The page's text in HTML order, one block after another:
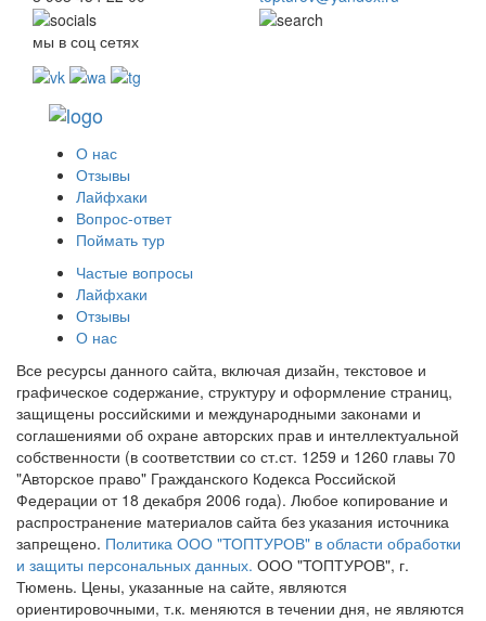
мы в соц сетях
О нас
Отзывы
Лайфхаки
Вопрос-ответ
Поймать тур
Частые вопросы
Лайфхаки
Отзывы
О нас
Все ресурсы данного сайта, включая дизайн, текстовое и
графическое содержание, структуру и оформление страниц,
защищены российскими и международными законами и
соглашениями об охране авторских прав и интеллектуальной
собственности (в соответствии со ст.ст. 1259 и 1260 главы 70
"Авторское право" Гражданского Кодекса Российской
Федерации от 18 декабря 2006 года). Любое копирование и
распространение материалов сайта без указания источника
запрещено. Политика ООО "ТОПТУРОВ" в области обработки
и защиты персональных данных. ООО "ТОПТУРОВ", г.
Тюмень. Цены, указанные на сайте, являются
ориентировочными, т.к. меняются в течении дня, не являются